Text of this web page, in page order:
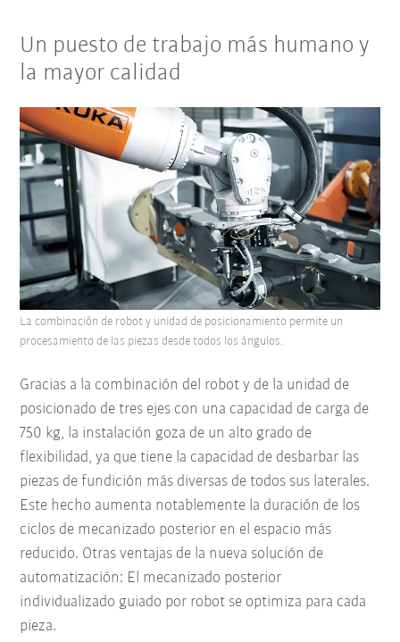
Un puesto de trabajo más humano y
la mayor calidad
Gracias a la combinación del robot y de la unidad de
posicionado de tres ejes con una capacidad de carga de
750 kg, la instalación goza de un alto grado de
flexibilidad, ya que tiene la capacidad de desbarbar las
piezas de fundición más diversas de todos sus laterales.
Este hecho aumenta notablemente la duración de los
ciclos de mecanizado posterior en el espacio más
reducido. Otras ventajas de la nueva solución de
automatización: El mecanizado posterior
individualizado guiado por robot se optimiza para cada
pieza.
La combinación de robot y unidad de posicionamiento permite un
procesamiento de las piezas desde todos los ángulos.